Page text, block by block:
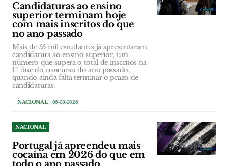
Candidaturas ao ensino
superior terminam hoje
com mais inscritos do que
no ano passado
Mais de 55 mil estudantes já apresentaram
candidatura ao ensino superior, um
número que supera o total de inscritos na
1.ª fase do concurso do ano passado,
quando ainda falta terminar o prazo de
candidaturas.
NACIONAL| 06-08-2026
NACIONAL
Portugal já apreendeu mais
cocaína em 2026 do que em